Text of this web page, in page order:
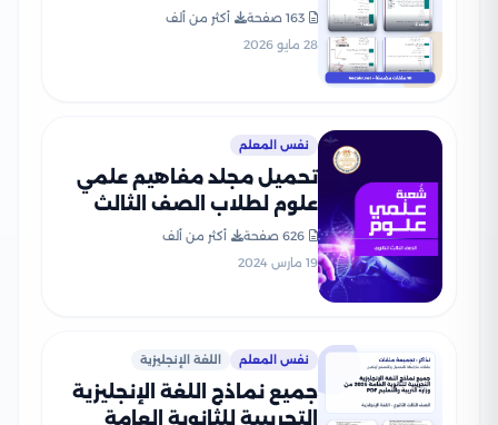
العامة 2026 PDF
163 صفحة
أكثر من ألف
28 مايو 2026
نفس المعلم
تحميل مجلد مفاهيم علمي
علوم لطلاب الصف الثالث
الثانوي 2025
626 صفحة
أكثر من ألف
19 مارس 2024
نفس المعلم اللغة الإنجليزية
جميع نماذج اللغة الإنجليزية
التجريبية للثانوية العامة